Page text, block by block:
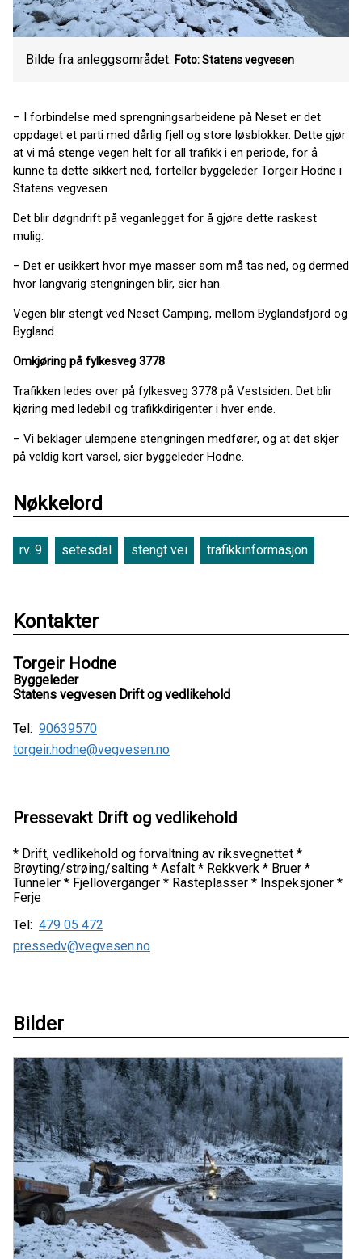
Bilde fra anleggsområdet. Foto: Statens vegvesen
– I forbindelse med sprengningsarbeidene på Neset er det
oppdaget et parti med dårlig fjell og store løsblokker. Dette gjør
at vi må stenge vegen helt for all trafikk i en periode, for å
kunne ta dette sikkert ned, forteller byggeleder Torgeir Hodne i
Statens vegvesen.
Det blir døgndrift på veganlegget for å gjøre dette raskest
mulig.
– Det er usikkert hvor mye masser som må tas ned, og dermed
hvor langvarig stengningen blir, sier han.
Vegen blir stengt ved Neset Camping, mellom Byglandsfjord og
Bygland.
Omkjøring på fylkesveg 3778
Trafikken ledes over på fylkesveg 3778 på Vestsiden. Det blir
kjøring med ledebil og trafikkdirigenter i hver ende.
– Vi beklager ulempene stengningen medfører, og at det skjer
på veldig kort varsel, sier byggeleder Hodne.
Nøkkelord
rv. 9 setesdal stengt vei trafikkinformasjon
Kontakter
Torgeir Hodne
Byggeleder
Statens vegvesen Drift og vedlikehold
Tel: 90639570
torgeir.hodne@vegvesen.no
Pressevakt Drift og vedlikehold
* Drift, vedlikehold og forvaltning av riksvegnettet *
Brøyting/strøing/salting * Asfalt * Rekkverk * Bruer *
Tunneler * Fjelloverganger * Rasteplasser * Inspeksjoner *
Ferje
Tel: 479 05 472
pressedv@vegvesen.no
Bilder